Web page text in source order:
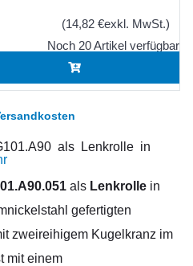
(14,82 €exkl. MwSt.)
Noch 20 Artikel verfügbar
als Lenkrolle in
als Lenkrolle in
gefertigten
zweireihigem Kugelkranz im
mit einem